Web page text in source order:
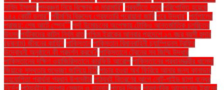
নাহিদ ইসলাম পদবঞ্চনা নিয়ে বিক্ষোভ ও মারামারি" পরবর্তীতে মৃত্যু পরিশোধিত হয়েছে
২৪২ কোটি ডলার" পরীমণির বিরুদ্ধে গ্রেফতারি পরোয়ানা জারি পরে উদ্ধার" পর্তুগালের
পরাজয়; শেষ আটে স্পেন"" পর্দা উন্মোচনের অপেক্ষায় টোকিও আন্তর্জাতিক চলচ্চিত্র
উৎসব পর্যটকদের কাটল নির্ঘুম রাত পশ্চিম ইরাকের আনবার প্রদেশে ১৭ বছর বয়সী হুদার
(ছদ্মনাম) জীবনের কাহিনি পাকিস্তান পাকিস্তান বিমানবাহিনী চ্যাম্পিয়নস ট্রফির
উদ্বোধনী অনুষ্ঠানে কী প্রদর্শন করবে? পাকিস্তানে ট্রেনের সব জিম্মি উদ্ধার
পাকিস্তানের দক্ষিণ ওয়াজিরিস্তানে কারফিউ আরোপ পাকিস্তানের প্রধানমন্ত্রীর খালেদা
জিয়াকে সুস্থতার শুভেচ্ছা জানিয়ে চিঠি পাচার হওয়া অর্থ ফিরিয়ে আনার জন্য কানাডার
সহযোগিতা প্রার্থনা প্রধান উপদেষ্টার পাঠ্যবই বিতরণের আগে নোট-গাইড ছাপা বন্ধের
নির্দেশ পাঠ্যবইয়ে র‍্যাপার সেজান ও হান্নান পায়ের শিকল পারমাণবিক আলোচনায় ইরানের